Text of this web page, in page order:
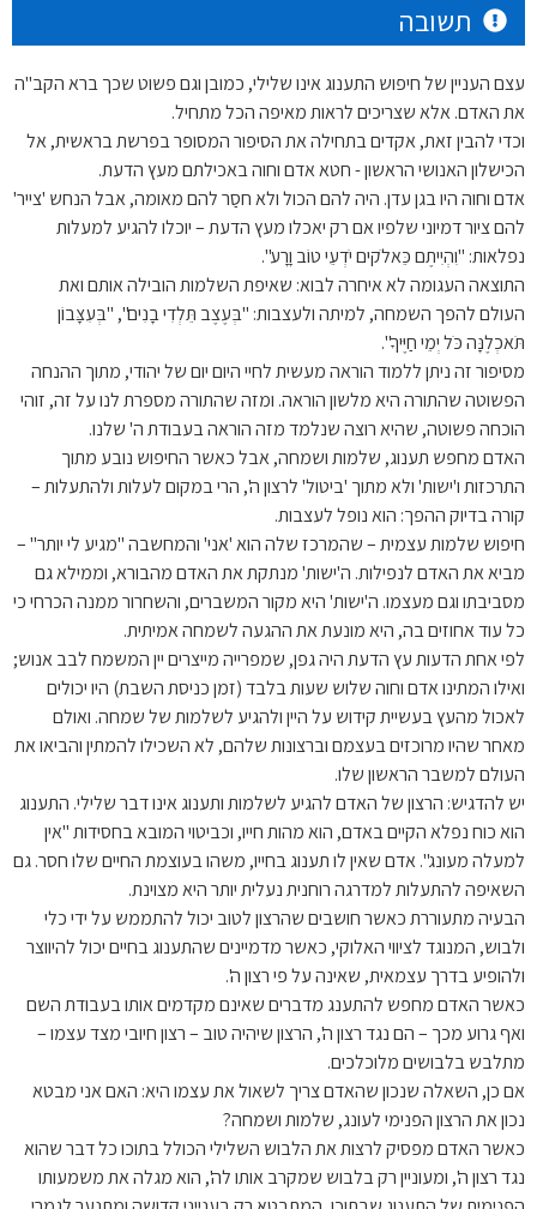
תשובה
עצם העניין של חיפוש התענוג אינו שלילי, כמובן וגם פשוט שכך ברא הקב"ה
את האדם. אלא שצריכים לראות מאיפה הכל מתחיל.
וכדי להבין זאת, אקדים בתחילה את הסיפור המסופר בפרשת בראשית, אל
הכישלון האנושי הראשון - חטא אדם וחוה באכילתם מעץ הדעת.
אדם וחוה היו בגן עדן. היה להם הכול ולא חסַר להם מאומה, אבל הנחש 'צייר'
להם ציור דמיוני שלפיו אם רק יאכלו מעץ הדעת – יוכלו להגיע למעלות
נפלאות: "וִהְיִיתֶם כֵּאלֹקים יֹדְעֵי טוֹב וָרָע".
התוצאה העגומה לא איחרה לבוא: שאיפת השלמות הובילה אותם ואת
העולם להפך השמחה, למיתה ולעצבות: "בְּעֶצֶב תֵּלְדִי בָנִים", "בְּעִצָּבוֹן
תֹּאכְלֶנָּה כֹּל יְמֵי חַיֶּיךָ".
מסיפור זה ניתן ללמוד הוראה מעשית לחיי היום יום של יהודי, מתוך ההנחה
הפשוטה שהתורה היא מלשון הוראה. ומזה שהתורה מספרת לנו על זה, זוהי
הוכחה פשוטה, שהיא רוצה שנלמד מזה הוראה בעבודת ה' שלנו.
האדם מחפש תענוג, שלמות ושמחה, אבל כאשר החיפוש נובע מתוך
התרכזות ו'ישות' ולא מתוך 'ביטול' לרצון ה', הרי במקום לעלות ולהתעלות –
קורה בדיוק ההפך: הוא נופל לעצבות.
חיפוש שלמות עצמית – שהמרכז שלה הוא 'אני' והמחשבה "מגיע לי יותר" –
מביא את האדם לנפילות. ה'ישות' מנתקת את האדם מהבורא, וממילא גם
מסביבתו וגם מעצמו. ה'ישות' היא מקור המשברים, והשחרור ממנה הכרחי כי
כל עוד אחוזים בה, היא מונעת את ההגעה לשמחה אמיתית.
לפי אחת הדעות עץ הדעת היה גפן, שמפרייה מייצרים יין המשמח לבב אנוש;
ואילו המתינו אדם וחוה שלוש שעות בלבד (זמן כניסת השבת) היו יכולים
לאכול מהעץ בעשיית קידוש על היין ולהגיע לשלמות של שמחה. ואולם
מאחר שהיו מרוכזים בעצמם וברצונות שלהם, לא השכילו להמתין והביאו את
העולם למשבר הראשון שלו.
יש להדגיש: הרצון של האדם להגיע לשלמות ותענוג אינו דבר שלילי. התענוג
הוא כוח נפלא הקיים באדם, הוא מהות חייו, וכביטוי המובא בחסידות "אין
למעלה מעונג". אדם שאין לו תענוג בחייו, משהו בעוצמת החיים שלו חסר. גם
השאיפה להתעלות למדרגה רוחנית נעלית יותר היא מצוינת.
הבעיה מתעוררת כאשר חושבים שהרצון לטוב יכול להתממש על ידי כלי
ולבוש, המנוגד לציווי האלוקי, כאשר מדמיינים שהתענוג בחיים יכול להיווצר
ולהופיע בדרך עצמאית, שאינה על פי רצון ה'.
כאשר האדם מחפש להתענג מדברים שאינם מקדמים אותו בעבודת השם
ואף גרוע מכך – הם נגד רצון ה', הרצון שיהיה טוב – רצון חיובי מצד עצמו –
מתלבש בלבושים מלוכלכים.
אם כן, השאלה שנכון שהאדם צריך לשאול את עצמו היא: האם אני מבטא
נכון את הרצון הפנימי לעונג, שלמות ושמחה?
כאשר האדם מפסיק לרצות את הלבוש השלילי הכולל בתוכו כל דבר שהוא
נגד רצון ה', ומעוניין רק בלבוש שמקרב אותו לה', הוא מגלה את משמעותו